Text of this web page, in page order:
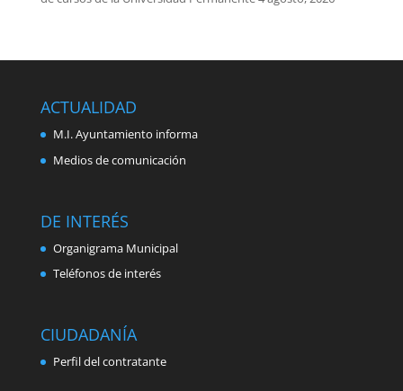
ACTUALIDAD
M.I. Ayuntamiento informa
Medios de comunicación
DE INTERÉS
Organigrama Municipal
Teléfonos de interés
CIUDADANÍA
Perfil del contratante